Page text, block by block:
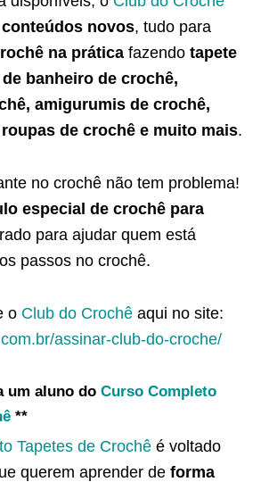
conteúdos novos, tudo para
na prática fazendo tapete
banheiro de crochê,
amigurumis de crochê,
de crochê e muito mais.
no crochê não tem problema!
especial de crochê para
para ajudar quem está
passos no crochê.
o Club do Crochê aqui no site:
assinar-club-do-croche/
um aluno do Curso Completo
**
Tapetes de Crochê é voltado
querem aprender de forma